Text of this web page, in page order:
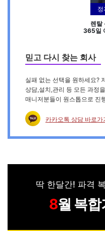
정
렌탈
365일
믿고 다시 찾는 회사
실패 없는 선택을 원하세요?
상담,설치,관리 등 모든 과정
매니저분들이 원스톱으로 진
카카오톡 상담 바로가
딱 한달간! 파격
월 복